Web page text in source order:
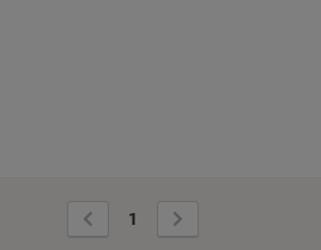
Vorige
pagina
1
pagina